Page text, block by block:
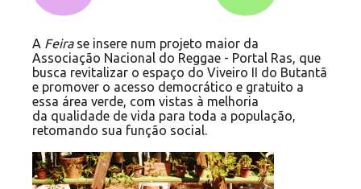
A Feirase insere num projeto maior da
Associação Nacional do Reggae - Portal Ras, que
busca revitalizar o espaço do Viveiro II do Butantã
e promover o acesso democrático e gratuito a
essa área verde, com vistas à melhoria
da qualidade de vida para toda a população,
retomando sua função social.